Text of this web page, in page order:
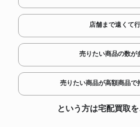
店舗まで遠くて
売りたい商品の数が
売りたい商品が高額商品で
という方は宅配買取を